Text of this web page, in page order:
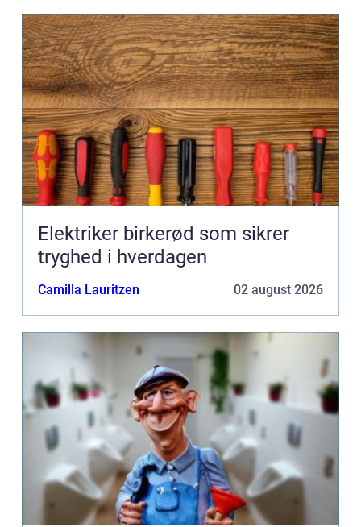
Elektriker birkerød som sikrer
tryghed i hverdagen
Camilla Lauritzen 02 august 2026